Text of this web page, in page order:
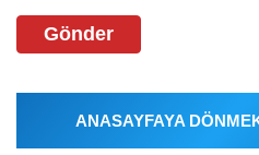
Gönder
ANASAYFAYA